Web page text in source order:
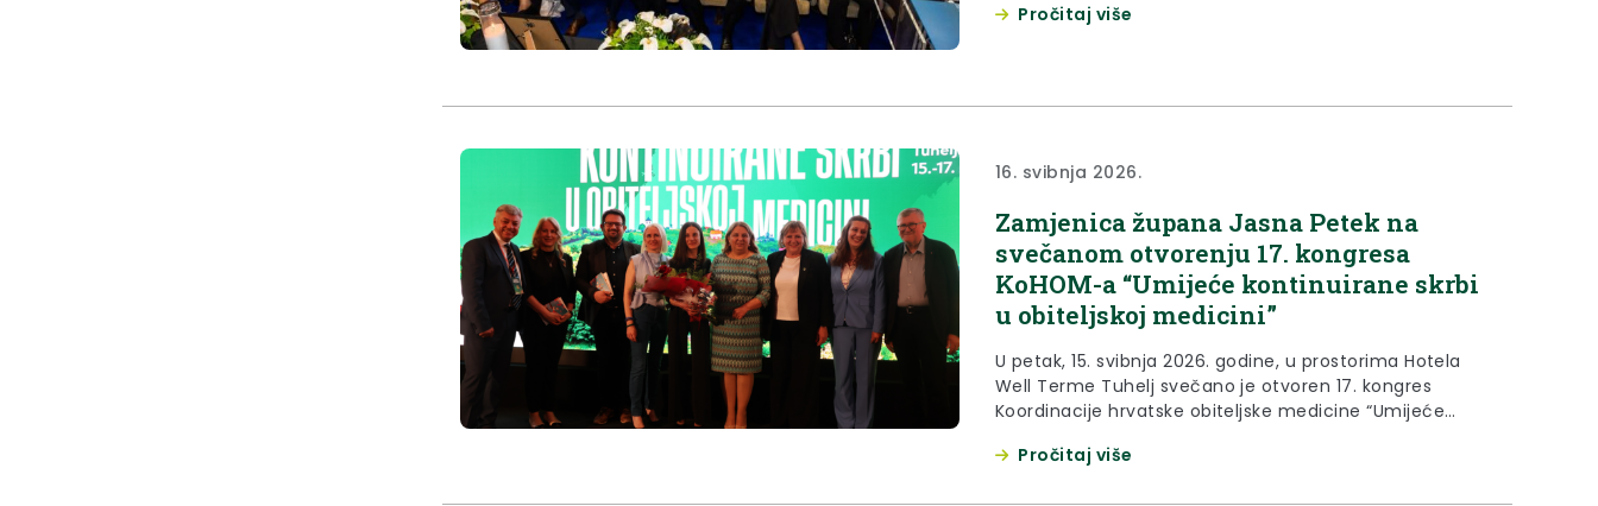
obratio župan Krapinsko-zagorske županije Željko Kolar.
Pročitaj više
16. svibnja 2026.
Zamjenica župana Jasna Petek na
svečanom otvorenju 17. kongresa
KoHOM-a “Umijeće kontinuirane skrbi
u obiteljskoj medicini”
U petak, 15. svibnja 2026. godine, u prostorima Hotela
Well Terme Tuhelj svečano je otvoren 17. kongres
Koordinacije hrvatske obiteljske medicine “Umijeće
prisustvovala zamjenica župana Jasna Petek koja je
Pročitaj više